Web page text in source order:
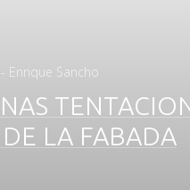
- Enrique Sancho
LA FABADA